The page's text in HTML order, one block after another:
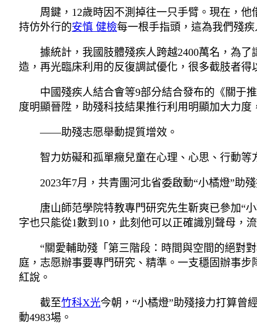
周鍵，12歲時因不測掉往一只手臂。現在，
持仿外行的安慎 健檢每一根手指頭，這為我們殘
據統計，我國肢體殘疾人跨越2400萬名，為
造，再光臨床利用的反復調試優化，很多截肢者得
中國殘疾人結合會等9部分結合發布的《關于
度明顯晉陞，助殘科技結果推行利用明顯加大力度
——助殘志愿舉動提質增效。
智力妨礙和孤單癥兒童在心理、心思、行動
2023年7月，共青團河北省委啟動“小橘燈”助
唐山師范學院特教專門研究先生靳爽已參加“
字也只能從1數到10，此刻他可以正確識別聲母，
“關愛輔助殘「第三階段：時間與空間的絕對
庭，志愿辦事要專門研究、精準。一支穩固辦事
紅說。
截至竹科X光今朝，“小橘燈”助殘接力打算曾
動4983場。